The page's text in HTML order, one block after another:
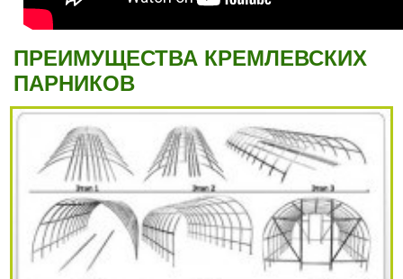
ПРЕИМУЩЕСТВА КРЕМЛЕВСКИХ
ПАРНИКОВ